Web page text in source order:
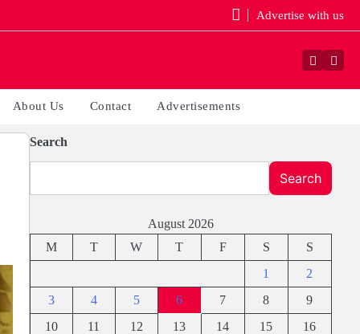
Advertise with us
Facebook
About Us Contact Advertisements
Search
Search
August 2026
M
T W T F S
S
1
2
3
4 5 6 7 8
9
10
11 12 13 14 15
16